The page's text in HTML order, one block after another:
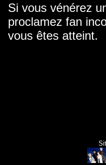
Si vous vénérez
proclamez fan
vous êtes atteint.